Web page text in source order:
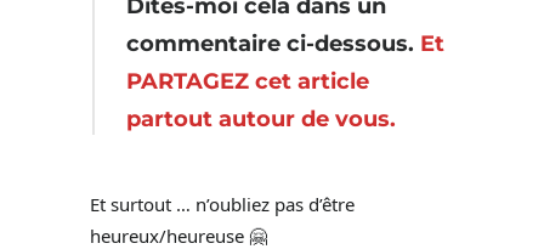
Dites-moi cela dans un
commentaire ci-dessous. Et
PARTAGEZ cet article
partout autour de vous.
Et surtout … n’oubliez pas d’être
heureux/heureuse 🤗